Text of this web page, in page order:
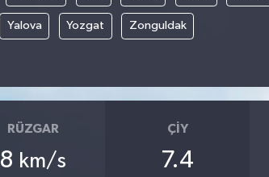
Yalova Yozgat Zonguldak
RÜZGAR
8 km/s
ÇIY
7.4